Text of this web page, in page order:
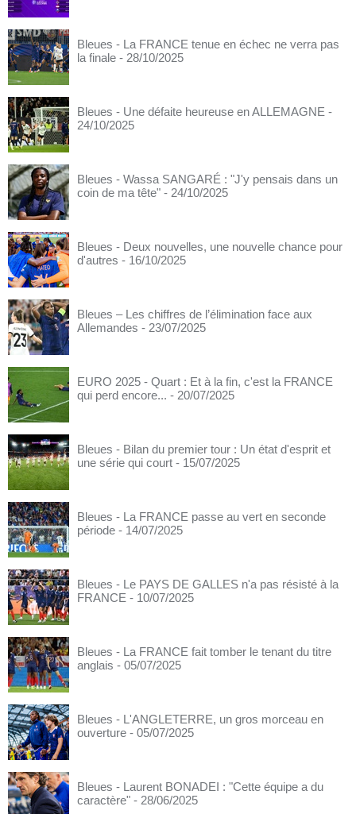
Bleues - La FRANCE tenue en échec ne verra pas
la finale - 28/10/2025
Bleues - Une défaite heureuse en ALLEMAGNE -
24/10/2025
Bleues - Wassa SANGARÉ : "J'y pensais dans un
coin de ma tête" - 24/10/2025
Bleues - Deux nouvelles, une nouvelle chance pour
d'autres - 16/10/2025
Bleues – Les chiffres de l’élimination face aux
Allemandes - 23/07/2025
EURO 2025 - Quart : Et à la fin, c'est la FRANCE
qui perd encore... - 20/07/2025
Bleues - Bilan du premier tour : Un état d'esprit et
une série qui court - 15/07/2025
Bleues - La FRANCE passe au vert en seconde
période - 14/07/2025
Bleues - Le PAYS DE GALLES n'a pas résisté à la
FRANCE - 10/07/2025
Bleues - La FRANCE fait tomber le tenant du titre
anglais - 05/07/2025
Bleues - L'ANGLETERRE, un gros morceau en
ouverture - 05/07/2025
Bleues - Laurent BONADEI : "Cette équipe a du
caractère" - 28/06/2025